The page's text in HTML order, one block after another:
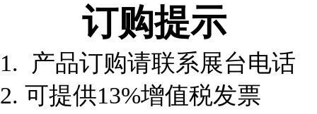
订购提示
1. 产品订购请联系展台电话
2. 可提供13%增值税发票